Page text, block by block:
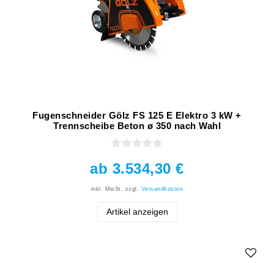
Fugenschneider Gölz FS 125 E Elektro 3 kW +
Trennscheibe Beton ø 350 nach Wahl
ab 3.534,30 €
inkl. MwSt. zzgl. Versandkosten
Artikel anzeigen